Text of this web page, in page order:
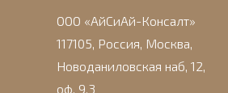
ООО «АйСиАй-Консалт»
117105, Россия, Москва,
Новоданиловская наб, 12,
оф. 9.3